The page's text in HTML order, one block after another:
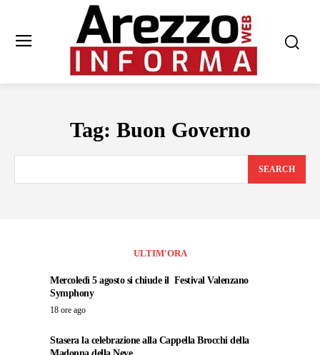
Tag: Buon Governo
SEARCH
ULTIM'ORA
Mercoledì 5 agosto si chiude il Festival Valenzano
Symphony
18 ore ago
Stasera la celebrazione alla Cappella Brocchi della